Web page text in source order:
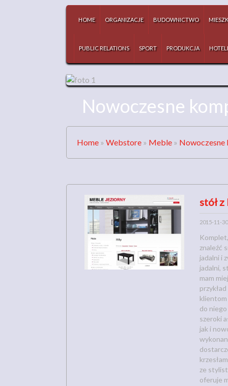
HOME ORGANIZACJE BUDOWNICTWO
PUBLIC RELATIONS SPORT PRODUKCJA
Nowoczesne
Home » Webstore » Meble » Nowoczesne
stół z
2015-11-30
znaleźć
jadalni i
jadalni,
mam
klientom
do
szeroki
jak i
ze
oferuje